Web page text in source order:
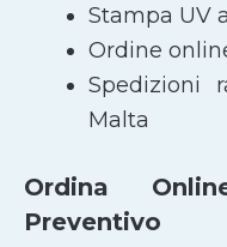
Stampa UV
Ordine
Spedizioni
Malta
Ordina
Preventivo